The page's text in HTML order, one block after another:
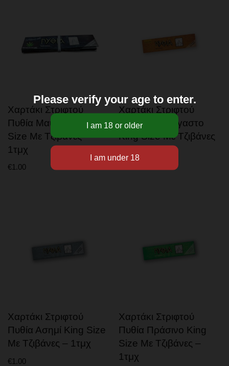
Χαρτάκι Στριφτού
Πυθία Μαύρο King
Size Με Τζιβάνες –
1τμχ
€1.00
Χαρτάκι Στριφτού
Πυθία Ακατέργαστο
King Size Με Τζιβάνες
Χαρτάκι Στριφτού
Πυθία Ασημί King Size
Με Τζιβάνες – 1τμχ
€1.00
Χαρτάκι Στριφτού
Πυθία Πράσινο King
Size Με Τζιβάνες –
1τμχ
Please verify your age to enter.